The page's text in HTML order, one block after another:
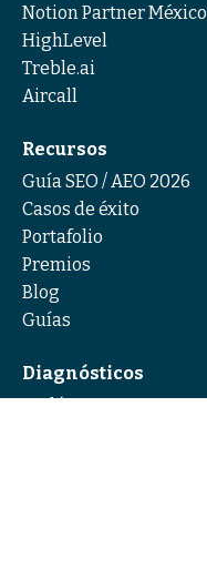
Notion Partner México
HighLevel
Treble.ai
Aircall
Recursos
Guía SEO / AEO 2026
Casos de éxito
Portafolio
Premios
Blog
Guías
Diagnósticos
Evalúa tu SDC